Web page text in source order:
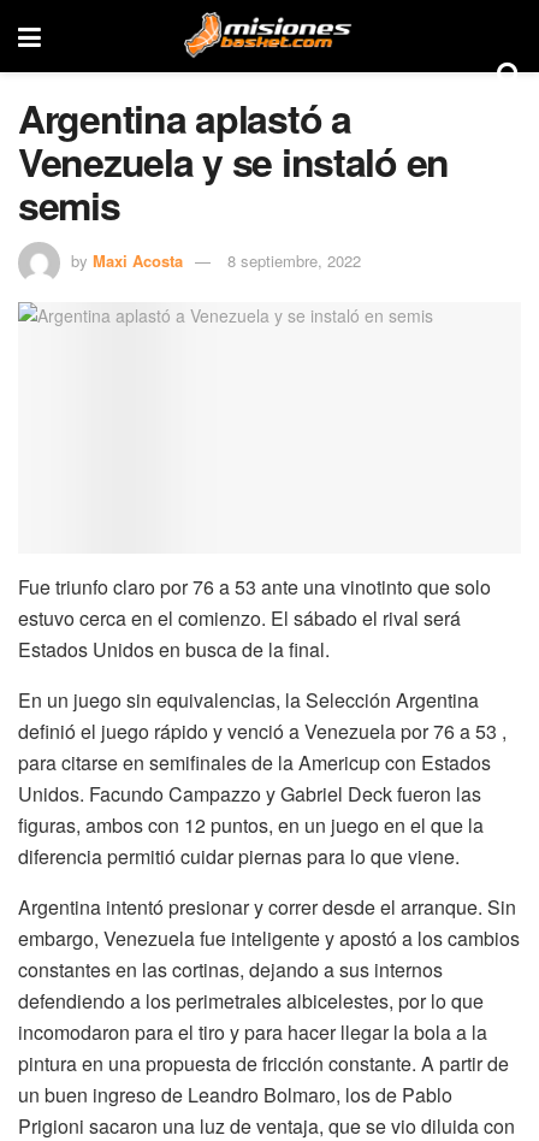
Argentina aplastó a
Venezuela y se instaló en
semis
by Maxi Acosta 8 septiembre, 2022
Fue triunfo claro por 76 a 53 ante una vinotinto que solo
estuvo cerca en el comienzo. El sábado el rival será
Estados Unidos en busca de la final.
En un juego sin equivalencias, la Selección Argentina
definió el juego rápido y venció a Venezuela por 76 a 53 ,
para citarse en semifinales de la Americup con Estados
Unidos. Facundo Campazzo y Gabriel Deck fueron las
figuras, ambos con 12 puntos, en un juego en el que la
diferencia permitió cuidar piernas para lo que viene.
Argentina intentó presionar y correr desde el arranque. Sin
embargo, Venezuela fue inteligente y apostó a los cambios
constantes en las cortinas, dejando a sus internos
defendiendo a los perimetrales albicelestes, por lo que
incomodaron para el tiro y para hacer llegar la bola a la
pintura en una propuesta de fricción constante. A partir de
un buen ingreso de Leandro Bolmaro, los de Pablo
Prigioni sacaron una luz de ventaja, que se vio diluida con